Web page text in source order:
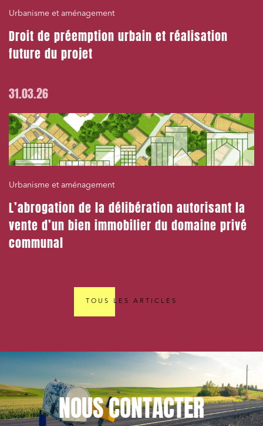
Urbanisme et aménagement
Droit de préemption urbain et réalisation
future du projet
31.03.26
Urbanisme et aménagement
L’abrogation de la délibération autorisant la
vente d’un bien immobilier du domaine privé
communal
TOUS LES ARTICLES
NOUSCONTACTER